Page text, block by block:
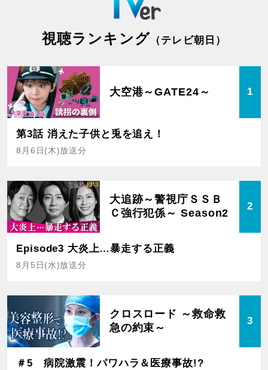
視聴ランキング （テレビ朝日）
大空港～GATE24～ 1
第3話 消えた子供と兎を追え！
8月6日(木)放送分
大追跡～警視庁ＳＳＢ
Ｃ強行犯係～ Season2
2
Episode3 大炎上…暴走する正義
8月5日(水)放送分
クロスロード ～救命救
急の約束～
3
＃5 病院激震！パワハラ＆医療事故!?